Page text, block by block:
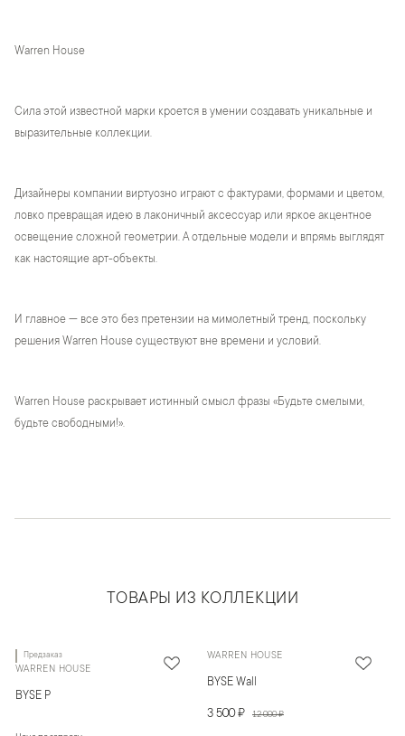
Warren House
Сила этой известной марки кроется в умении создавать уникальные и
выразительные коллекции.
Дизайнеры компании виртуозно играют с фактурами, формами и цветом,
ловко превращая идею в лаконичный аксессуар или яркое акцентное
освещение сложной геометрии. А отдельные модели и впрямь выглядят
как настоящие арт-объекты.
И главное — все это без претензии на мимолетный тренд, поскольку
решения Warren House существуют вне времени и условий.
Warren House раскрывает истинный смысл фразы «Будьте смелыми,
будьте свободными!».
ТОВАРЫ ИЗ КОЛЛЕКЦИИ
Предзаказ
WARREN HOUSE
BYSE P
WARREN HOUSE
BYSE Wall
3 500 ₽ 12 000 ₽